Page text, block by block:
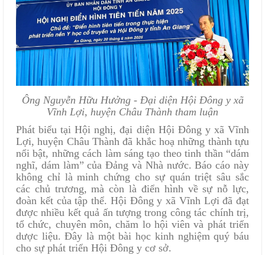
Ông Nguyễn Hữu Hưởng - Đại diện Hội Đông y xã
Vĩnh Lợi, huyện Châu Thành tham luận
Phát biểu tại Hội nghị, đại diện Hội Đông y xã Vĩnh
Lợi, huyện Châu Thành đã khắc hoạ những thành tựu
nổi bật, những cách làm sáng tạo theo tinh thần “dám
nghĩ, dám làm” của Đảng và Nhà nước. Báo cáo này
không chỉ là minh chứng cho sự quán triệt sâu sắc
các chủ trương, mà còn là điển hình về sự nỗ lực,
đoàn kết của tập thể. Hội Đông y xã Vĩnh Lợi đã đạt
được nhiều kết quả ấn tượng trong công tác chính trị,
tổ chức, chuyên môn, chăm lo hội viên và phát triển
dược liệu. Đây là một bài học kinh nghiệm quý báu
cho sự phát triển Hội Đông y cơ sở.